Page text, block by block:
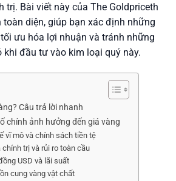
trị. Bài viết này của The Goldpriceth
toàn diện, giúp bạn xác định những
ưu hóa lợi nhuận và tránh những
khi đầu tư vào kim loại quý này.
Câu trả lời nhanh
chính ảnh hưởng đến giá vàng
vĩ mô và chính sách tiền tệ
trị và rủi ro toàn cầu
USD và lãi suất
cung vàng vật chất